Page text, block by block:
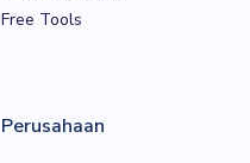
Free Tools
Perusahaan